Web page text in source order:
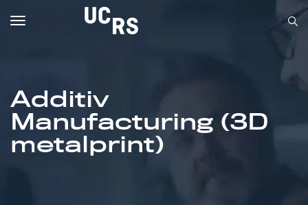
Om UCRS
Bliv faglært
Additiv
Manufacturing (3D
metalprint)